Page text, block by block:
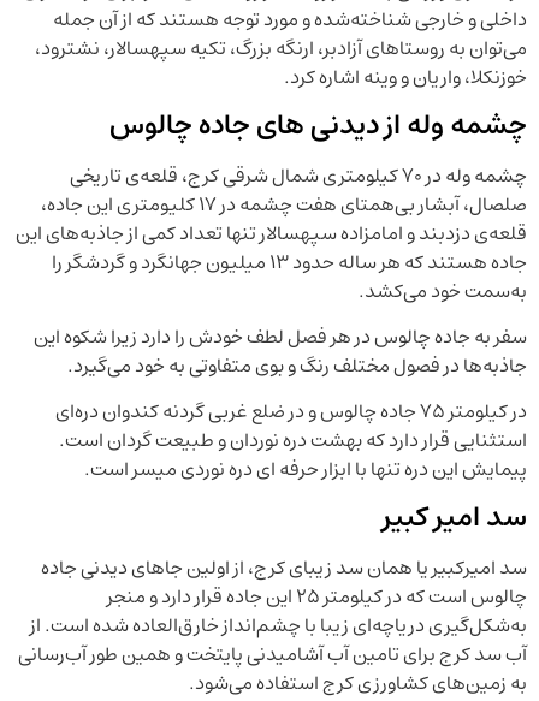
داخلی و خارجی شناخته‌شده و مورد توجه هستند که از آن جمله
می‌توان به روستاهای آزادبر، ارنگه بزرگ، تکیه سپهسالار، نشترود،
خوزنکلا، واریان و وینه اشاره کرد.
چشمه وله از دیدنی های جاده چالوس
چشمه وله در ۷۰ کیلومتری شمال شرقی کرج، قلعه‌ی تاریخی
صلصال، آبشار بی‌همتای هفت چشمه در ۱۷ کلیومتری این جاده،
قلعه‌ی دزدبند و امامزاده سپهسالار تنها تعداد کمی از جاذبه‌های این
جاده هستند که هر ساله حدود ۱۳ میلیون جهانگرد و گردشگر را
به‌سمت خود می‌کشد.
سفر به جاده چالوس در هر فصل لطف خودش را دارد زیرا شکوه این
جاذبه‌ها در فصول مختلف رنگ و بوی متفاوتی به خود می‌گیرد.
در کیلومتر ۷۵ جاده چالوس و در ضلع غربی گردنه کندوان دره‌ای
استثنایی قرار دارد که بهشت دره نوردان و طبیعت گردان است.
پیمایش این دره تنها با ابزار حرفه ای دره نوردی میسر است.
سد امیر کبیر
سد امیرکبیر یا همان سد زیبای کرج، از اولین جاهای دیدنی جاده
چالوس است که در کیلومتر ۲۵ این جاده قرار دارد و منجر
به‌شکل‌گیری دریاچه‌ای زیبا با چشم‌انداز خارق‌العاده شده است. از
آب سد کرج برای تامین آب آشامیدنی پایتخت و همین طور آب‌رسانی
به زمین‌های کشاورزی کرج استفاده می‌شود.